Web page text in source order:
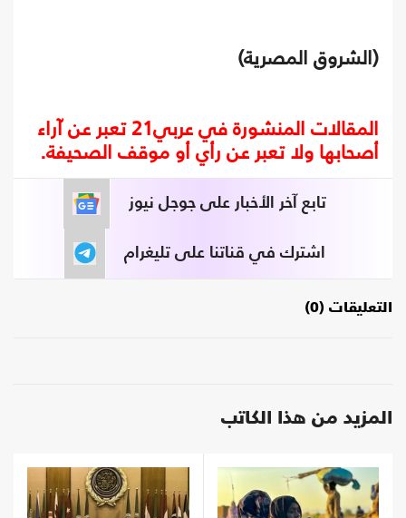
(الشروق المصرية)
المقالات المنشورة في عربي21 تعبر عن آراء
أصحابها ولا تعبر عن رأي أو موقف الصحيفة.
تابع آخر الأخبار على جوجل نيوز
اشترك في قناتنا على تليغرام
التعليقات (0)
المزيد من هذا الكاتب